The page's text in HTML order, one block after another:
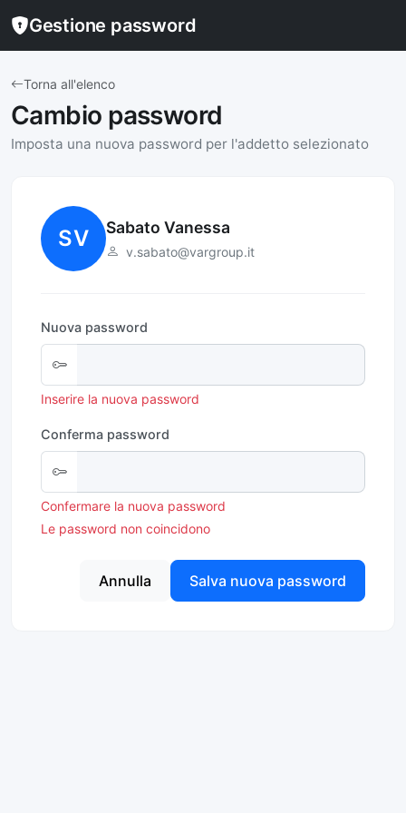
Gestione password
Torna all'elenco
Cambio password
Imposta una nuova password per l'addetto selezionato
SV Sabato Vanessa
v.sabato@vargroup.it
Nuova password
Inserire la nuova password
Conferma password
Confermare la nuova password
Le password non coincidono
Annulla